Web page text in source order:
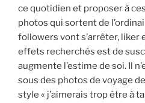
ce quotidien et proposer à
photos qui sortent de
followers vont s’arrêter, liker
effets recherchés est de
augmente l’estime de soi. Il
sous des photos de voyage
style « j’aimerais trop être à